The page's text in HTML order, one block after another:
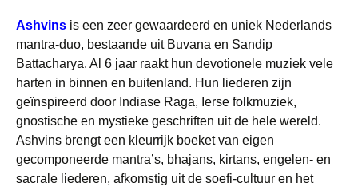
Ashvins is een zeer gewaardeerd en uniek Nederlands
mantra-duo, bestaande uit Buvana en Sandip
Battacharya. Al 6 jaar raakt hun devotionele muziek vele
harten in binnen en buitenland. Hun liederen zijn
geïnspireerd door Indiase Raga, Ierse folkmuziek,
gnostische en mystieke geschriften uit de hele wereld.
Ashvins brengt een kleurrijk boeket van eigen
gecomponeerde mantra’s, bhajans, kirtans, engelen- en
sacrale liederen, afkomstig uit de soefi-cultuur en het